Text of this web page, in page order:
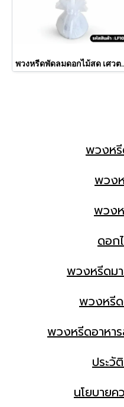
พวงหรีดพัด
พวงห
พวง
พวง
ดอก
พวงหรีดมา
พวงหรี
พวงหรีดอาหา
ประวั
นโยบายค